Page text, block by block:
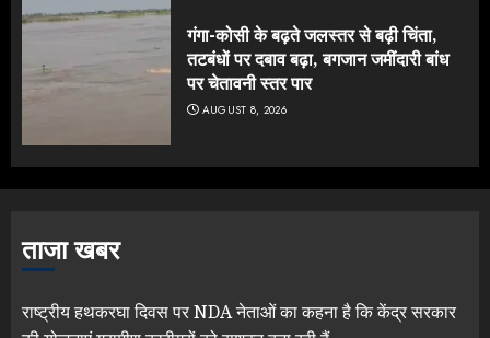
गंगा-कोसी के बढ़ते जलस्तर से बढ़ी चिंता,
तटबंधों पर दबाव बढ़ा, बगजान जमींदारी बांध
पर चेतावनी स्तर पार
AUGUST 8, 2026
ताजा खबर
राष्ट्रीय हथकरघा दिवस पर NDA नेताओं का कहना है कि केंद्र सरकार